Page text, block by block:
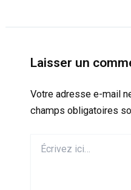
Laisser un
Votre adresse e-mail
champs obligatoires
ici…